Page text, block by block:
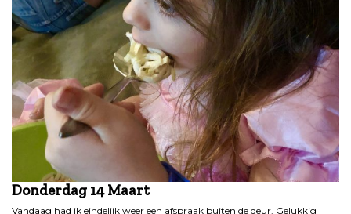
Donderdag 14 Maart
Vandaag had ik eindelijk weer een afspraak buiten de deur. Gelukkig